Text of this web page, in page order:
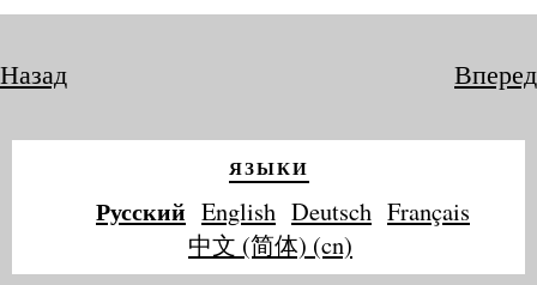
Назад Вперед
ЯЗЫКИ
Русский English Deutsch Français
中文 (简体) (cn)